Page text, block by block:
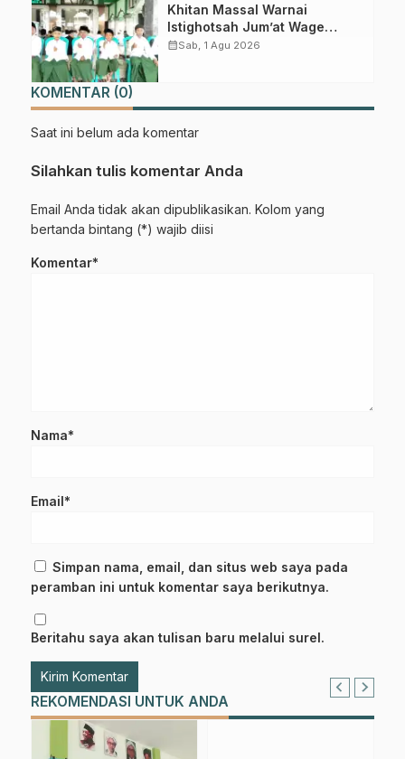
Khitan Massal Warnai
Istighotsah Jum’at Wage
MWCNU Sukorejo
calendar_monthSab, 1 Agu 2026
KOMENTAR (0)
Saat ini belum ada komentar
Silahkan tulis komentar Anda
Email Anda tidak akan dipublikasikan. Kolom yang
bertanda bintang (*) wajib diisi
Komentar*
Nama*
Email*
Simpan nama, email, dan situs web saya pada
peramban ini untuk komentar saya berikutnya.
Beritahu saya akan tulisan baru melalui surel.
REKOMENDASI UNTUK ANDA